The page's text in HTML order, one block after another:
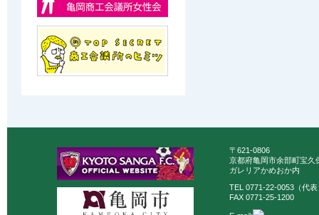
〒621-0806
京都府亀岡市余部町宝久
ガレリアかめおか内
TEL 0771-22-0053（代表
FAX 0771-25-1200